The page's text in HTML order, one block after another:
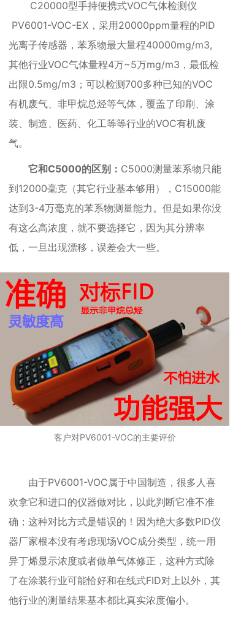
C20000型手持便携式VOC气体检测仪
PV6001-VOC-EX ，采用20000ppm量程的PID
光离子传感器，苯系物最大量程40000mg/m3,
其他行业VOC气体量程4万~5万mg/m3，最低检
出限0.5mg/m3；可以检测700多种已知的VOC
有机废气、非甲烷总烃等气体，覆盖了印刷、涂
装、制造、医药、化工等等行业的VOC有机废
气。
它和C5000的区别： C5000测量苯系物只能
到12000毫克（其它行业基本够用），C15000能
达到3-4万毫克的苯系物测量能力。但是如果你没
有这么高浓度，就不要选择它，因为其分辨率
低，一旦出现漂移，误差会大一些。
客户对PV6001-VOC的主要评价
由于PV6001-VOC属于中国制造，很多人喜
欢拿它和进口的仪器做对比，以此判断它准不准
确；这种对比方式是错误的！因为绝大多数PID仪
器厂家根本没有考虑现场VOC成分类型，统一用
异丁烯显示浓度或者做单气体修正，这种方式除
了在涂装行业可能恰好和在线式FID对上以外，其
他行业的测量结果基本都比真实浓度偏小。